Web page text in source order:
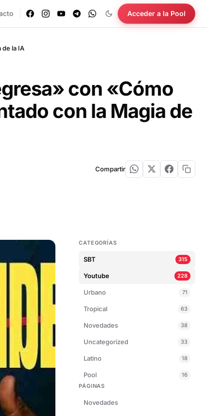
Acceder a la Pool
de la IA
con «Cómo
con la Magia de
Compartir
CATEGORÍAS
SBT 315
Youtube 228
Urbano 71
Tropical 63
Novedades 38
Uncategorized 33
Latino 18
Pool
16
PÁGINAS
Novedades